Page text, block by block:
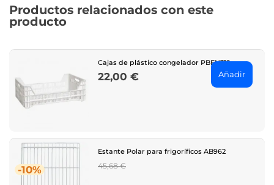
Productos relacionados con este
producto
Cajas de plástico congelador PBEN319
Price
22,00 € Añadir
-10%
Estante Polar para frigoríficos AB962
Regular
45,68 €